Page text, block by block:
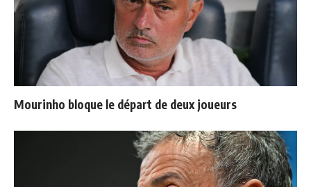
Mourinho bloque le départ de deux joueurs